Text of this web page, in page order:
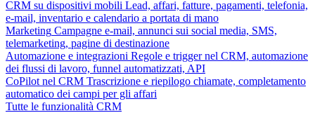
CRM su dispositivi mobili Lead, affari, fatture, pagamenti, telefonia,
e-mail, inventario e calendario a portata di mano
Marketing Campagne e-mail, annunci sui social media, SMS,
telemarketing, pagine di destinazione
Automazione e integrazioni Regole e trigger nel CRM, automazione
dei flussi di lavoro, funnel automatizzati, API
CoPilot nel CRM Trascrizione e riepilogo chiamate, completamento
automatico dei campi per gli affari
Tutte le funzionalità CRM